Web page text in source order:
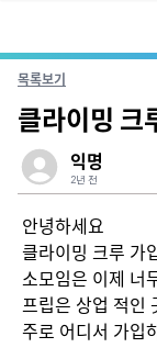
목록보기
클라이밍 크
익명
2년 전
안녕하세요
클라이밍 크루 가
소모임은 이제 너
프립은 상업 적인
주로 어디서 가입